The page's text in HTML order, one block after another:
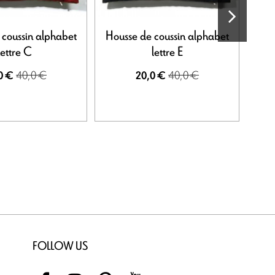
alphabet
C
€ 40,0 €
Housse de coussin alphabet
lettre E
20,0 € 40,0 €
FOLLOW US